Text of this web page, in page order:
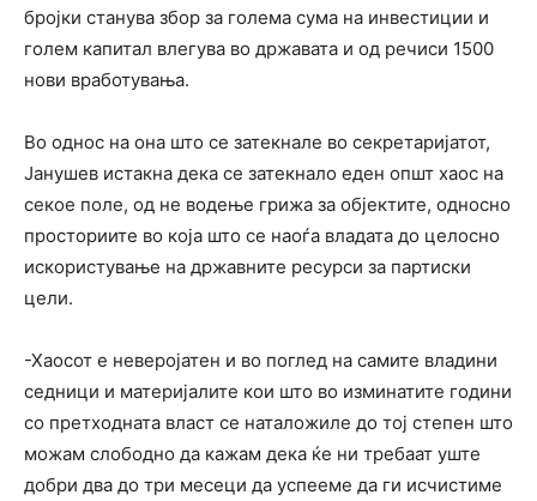
бројки станува збор за голема сума на инвестиции и
голем капитал влегува во државата и од речиси 1500
нови вработувања.
Во однос на она што се затекнале во секретаријатот,
Јанушев истакна дека се затекнало еден општ хаос на
секое поле, од не водење грижа за објектите, односно
просториите во која што се наоѓа владата до целосно
искористување на државните ресурси за партиски
цели.
-Хаосот е неверојатен и во поглед на самите владини
седници и материјалите кои што во изминатите години
со претходната власт се наталожиле до тој степен што
можам слободно да кажам дека ќе ни требаат уште
добри два до три месеци да успееме да ги исчистиме